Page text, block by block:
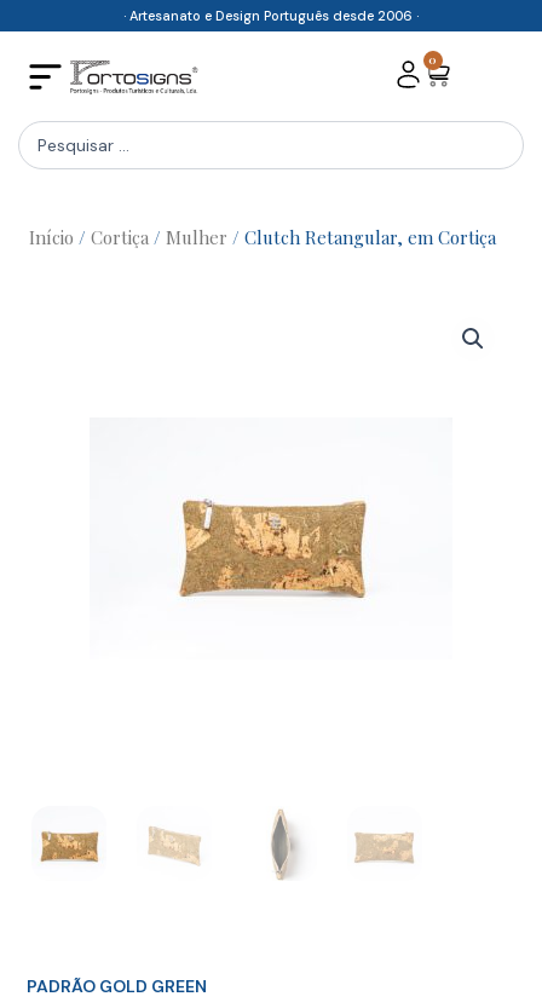
content
· Artesanato e Design Português desde 2006 ·
0
Cart
Search
...
Início / Cortiça / Mulher / Clutch Retangular, em Cortiça
PADRÃO GOLD GREEN